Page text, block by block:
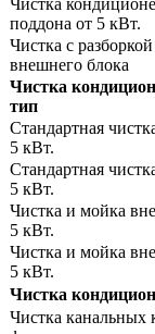
Чистка
поддона от 5 кВт.
Чистка с
внешнего блока
Чистка
тип
Стандартная
5 кВт.
Стандартная
5 кВт.
Чистка и мойка
5 кВт.
Чистка и мойка
5 кВт.
Чистка
Чистка канальных